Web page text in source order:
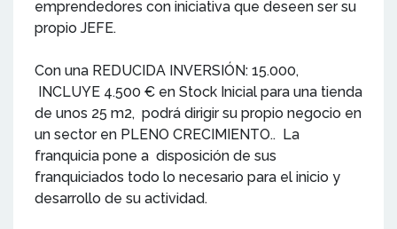
emprendedores con iniciativa que deseen ser su
propio JEFE.
Con una REDUCIDA INVERSIÓN: 15.000,
INCLUYE 4.500 € en Stock Inicial para una tienda
de unos 25 m2, podrá dirigir su propio negocio en
un sector en PLENO CRECIMIENTO.. La
franquicia pone a disposición de sus
franquiciados todo lo necesario para el inicio y
desarrollo de su actividad.